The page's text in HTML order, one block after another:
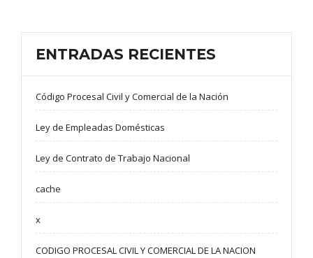
ENTRADAS RECIENTES
Código Procesal Civil y Comercial de la Nación
Ley de Empleadas Domésticas
Ley de Contrato de Trabajo Nacional
cache
x
CODIGO PROCESAL CIVIL Y COMERCIAL DE LA NACION